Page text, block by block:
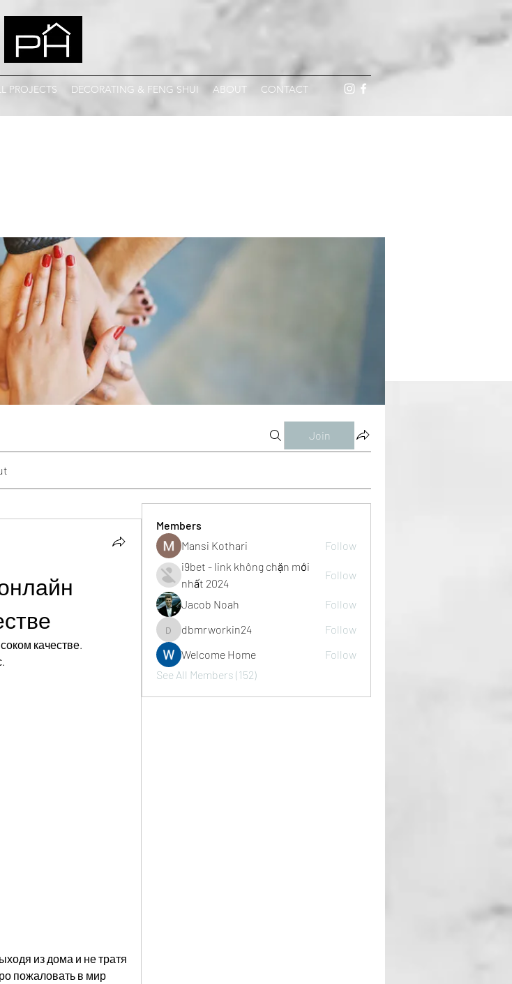
PROJECTS DECORATING & FENG SHUI ABOUT CONTACT
Join
качестве.
из дома и не тратя
пожаловать в мир
Members
Mansi Kothari
Follow
i9bet - link không chặn mới
nhất 2024
Follow
Jacob Noah Follow
dbmrworkin24
dbmrworkin24
Follow
Welcome Home
Follow
See All Members (152)